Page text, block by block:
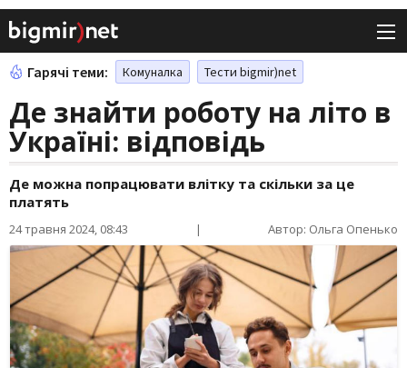
Гарячі теми: Комуналка Тести bigmir)net
Де знайти роботу на літо в
Україні: відповідь
Де можна попрацювати влітку та скільки за це
платять
24 травня 2024, 08:43 | Автор: Ольга Опенько